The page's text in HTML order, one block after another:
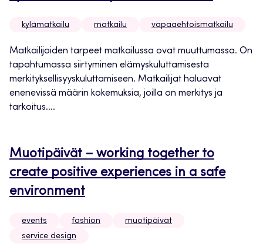
kylämatkailu matkailu vapaaehtoismatkailu
Matkailijoiden tarpeet matkailussa ovat muuttumassa. On
tapahtumassa siirtyminen elämyskuluttamisesta
merkityksellisyyskuluttamiseen. Matkailijat haluavat
enenevissä määrin kokemuksia, joilla on merkitys ja
tarkoitus....
Muotipäivät – working together to
create positive experiences in a safe
environment
events fashion
muotipäivät
service design